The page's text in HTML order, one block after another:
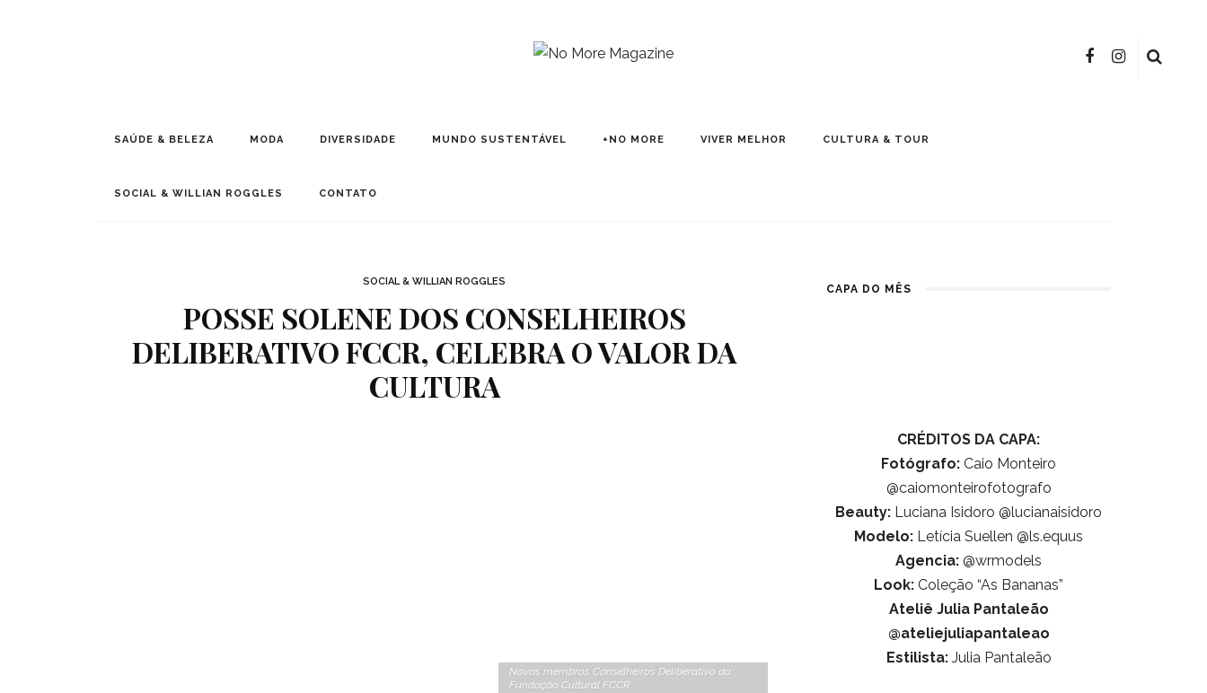
SAÚDE & BELEZA MODA DIVERSIDADE MUNDO SUSTENTÁVEL +NO MORE VIVER MELHOR CULTURA & TOUR
SOCIAL & WILLIAN ROGGLES CONTATO
SOCIAL & WILLIAN ROGGLES
POSSE SOLENE DOS CONSELHEIROS
DELIBERATIVO FCCR, CELEBRA O VALOR DA
CULTURA
Novos membros Conselheiros Deliberativo da
Fundação Cultural FCCR.
CAPA DO MÊS
CRÉDITOS DA CAPA:
Fotógrafo: Caio Monteiro
@caiomonteirofotografo
Beauty: Luciana Isidoro @lucianaisidoro
Modelo: Letícia Suellen @ls.equus
Agencia: @wrmodels
Look: Coleção “As Bananas”
Ateliê Julia Pantaleão
@ateliejuliapantaleao
Estilista:Julia Pantaleão